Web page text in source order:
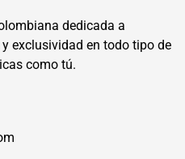
dedicada a
exclusividad en todo tipo de
como tú.